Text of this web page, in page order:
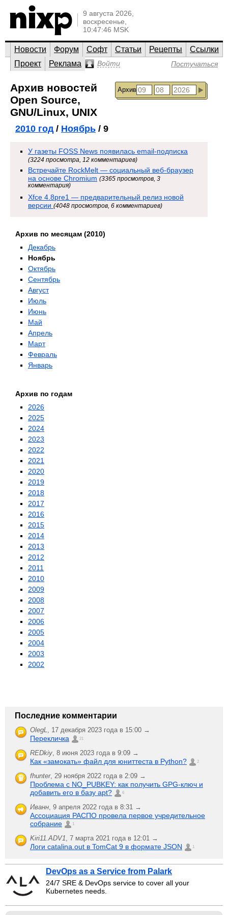
9 августа 2026,
воскресенье,
10:47:46 MSK
Новости Форум Софт Статьи Рецепты
Ссылки
Проект
Реклама Войти Постучаться
Архив
Архив новостей
Open Source,
GNU/Linux, UNIX
2010 год/ Ноябрь / 9
У газеты FOSS News появилась email-подписка
(3224 просмотра, 12 комментариев)
Встречайте RockMelt — социальный веб-браузер
на основе Chromium (3365 просмотров, 3
комментария)
Xfce 4.8pre1 — предварительный релиз новой
версии (4048 просмотров, 6 комментариев)
Архив по месяцам (2010)
Декабрь
Ноябрь
Октябрь
Сентябрь
Август
Июль
Июнь
Май
Апрель
Март
Февраль
Январь
Архив по годам
2026
2025
2024
2023
2022
2021
2020
2019
2018
2017
2016
2015
2014
2013
2012
2011
2010
2009
2008
2007
2006
2005
2004
2003
2002
Последние комментарии
OlegL, 17 декабря 2023 года в 15:00 →
Перекличка 21
REDkiy, 8 июня 2023 года в 9:09 →
Как «замокать» файл для юниттеста в Python? 2
fhunter, 29 ноября 2022 года в 2:09 →
Проблема с NO_PUBKEY: как получить GPG-ключ и
добавить его в базу apt?
6
Иванн, 9 апреля 2022 года в 8:31 →
Ассоциация РАСПО провела первое учредительное
собрание
1
Kiri11.ADV1, 7 марта 2021 года в 12:01 →
Логи catalina.out в TomCat 9 в формате JSON 1
DevOps as a Service from Palark
24/7 SRE & DevOps service to cover all your
Kubernetes needs.